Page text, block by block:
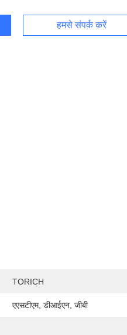
हमसे संपर्क करें
TORICH
एएसटीएम, डीआईएन, जीबी